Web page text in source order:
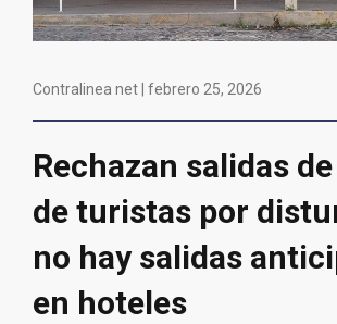
Contralinea net | febrero 25, 2026
Rechazan salidas
de turistas por
no hay salidas
en hoteles